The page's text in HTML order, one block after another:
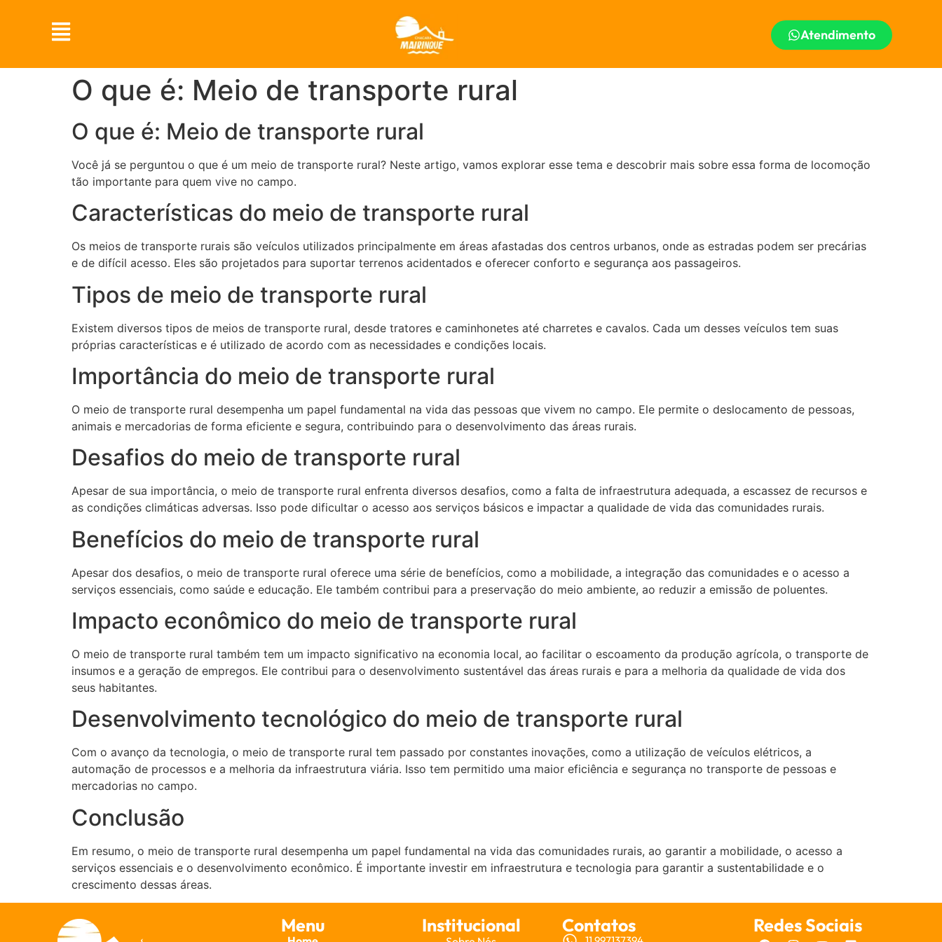
Atendimento
O que é: Meio de transporte rural
O que é: Meio de transporte rural
Você já se perguntou o que é um meio de transporte rural? Neste artigo, vamos explorar esse tema e descobrir mais sobre essa forma de locomoção
tão importante para quem vive no campo.
Características do meio de transporte rural
Os meios de transporte rurais são veículos utilizados principalmente em áreas afastadas dos centros urbanos, onde as estradas podem ser precárias
e de difícil acesso. Eles são projetados para suportar terrenos acidentados e oferecer conforto e segurança aos passageiros.
Tipos de meio de transporte rural
Existem diversos tipos de meios de transporte rural, desde tratores e caminhonetes até charretes e cavalos. Cada um desses veículos tem suas
próprias características e é utilizado de acordo com as necessidades e condições locais.
Importância do meio de transporte rural
O meio de transporte rural desempenha um papel fundamental na vida das pessoas que vivem no campo. Ele permite o deslocamento de pessoas,
animais e mercadorias de forma eficiente e segura, contribuindo para o desenvolvimento das áreas rurais.
Desafios do meio de transporte rural
Apesar de sua importância, o meio de transporte rural enfrenta diversos desafios, como a falta de infraestrutura adequada, a escassez de recursos e
as condições climáticas adversas. Isso pode dificultar o acesso aos serviços básicos e impactar a qualidade de vida das comunidades rurais.
Benefícios do meio de transporte rural
Apesar dos desafios, o meio de transporte rural oferece uma série de benefícios, como a mobilidade, a integração das comunidades e o acesso a
serviços essenciais, como saúde e educação. Ele também contribui para a preservação do meio ambiente, ao reduzir a emissão de poluentes.
Impacto econômico do meio de transporte rural
O meio de transporte rural também tem um impacto significativo na economia local, ao facilitar o escoamento da produção agrícola, o transporte de
insumos e a geração de empregos. Ele contribui para o desenvolvimento sustentável das áreas rurais e para a melhoria da qualidade de vida dos
seus habitantes.
Desenvolvimento tecnológico do meio de transporte rural
Com o avanço da tecnologia, o meio de transporte rural tem passado por constantes inovações, como a utilização de veículos elétricos, a
automação de processos e a melhoria da infraestrutura viária. Isso tem permitido uma maior eficiência e segurança no transporte de pessoas e
mercadorias no campo.
Conclusão
Em resumo, o meio de transporte rural desempenha um papel fundamental na vida das comunidades rurais, ao garantir a mobilidade, o acesso a
serviços essenciais e o desenvolvimento econômico. É importante investir em infraestrutura e tecnologia para garantir a sustentabilidade e o
crescimento dessas áreas.
Menu Institucional Contatos Redes Sociais